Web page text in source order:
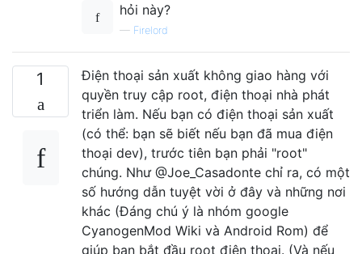
hỏi này?
— Firelord
1
Điện thoại sản xuất không giao hàng với
quyền truy cập root, điện thoại nhà phát
triển làm. Nếu bạn có điện thoại sản xuất
(có thể: bạn sẽ biết nếu bạn đã mua điện
thoại dev), trước tiên bạn phải "root"
chúng. Như @Joe_Casadonte chỉ ra, có một
số hướng dẫn tuyệt vời ở đây và những nơi
khác (Đáng chú ý là nhóm google
CyanogenMod Wiki và Android Rom) để
giúp bạn bắt đầu root điện thoại. (Và nếu